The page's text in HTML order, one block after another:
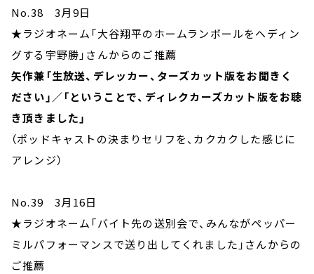
No.38 3月9日
★ラジオネーム「大谷翔平のホームランボールをヘディン
グする宇野勝」さんからのご推薦
矢作兼「生放送、デレッカー、ターズカット版をお聞きく
ださい」／「ということで、ディレクカーズカット版をお聴
き頂きました」
（ポッドキャストの決まりセリフを、カクカクした感じに
アレンジ）
No.39 3月16日
★ラジオネーム「バイト先の送別会で、みんながペッパー
ミルパフォーマンスで送り出してくれました」さんからの
ご推薦